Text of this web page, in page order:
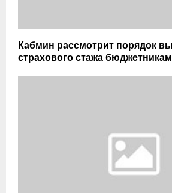
Кабмин рассмотрит порядок
страхового стажа бюджетникам